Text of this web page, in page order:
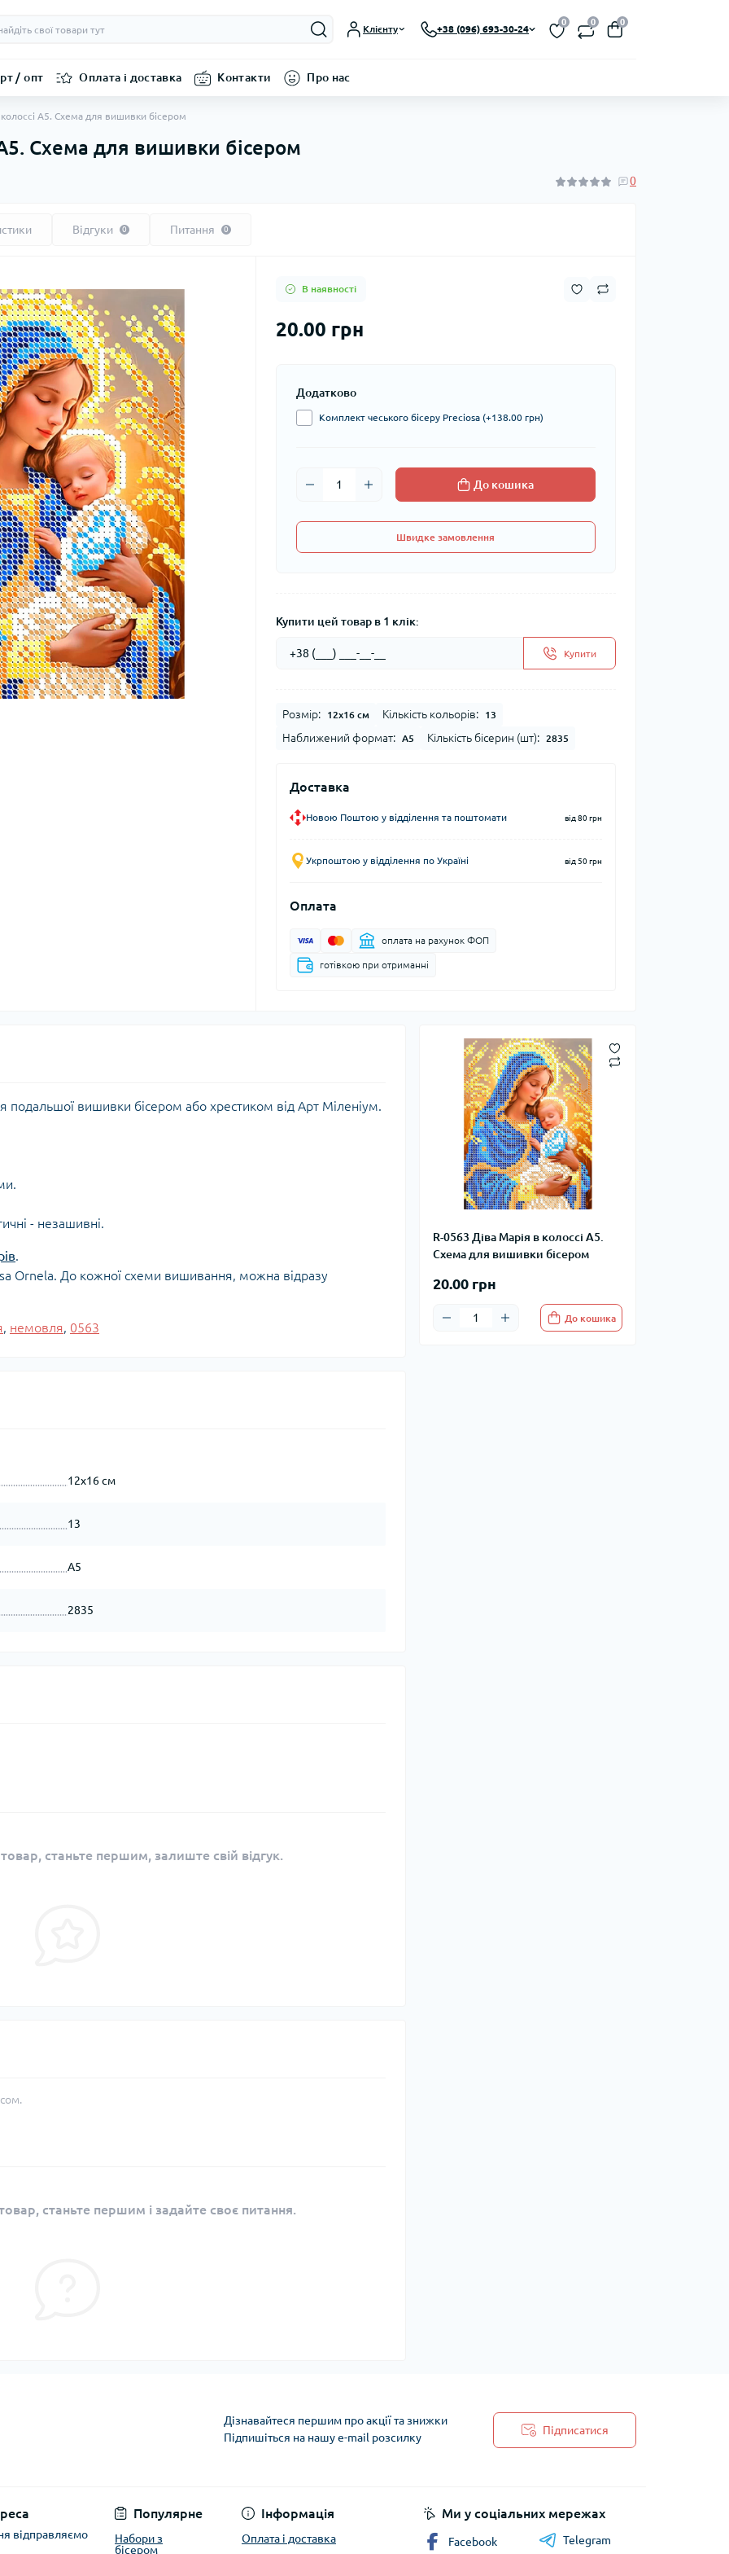
Клієнту +38 (096) 693-30-24
0 0 0
/ опт Оплата і доставка Контакти Про нас
А5. Схема для вишивки бісером
Схема для вишивки бісером
0
Відгуки 0 Питання 0
В наявності
20.00 грн
Додатково
Комплект чеського бісеру Preciosa (+138.00 грн)
До кошика
Швидке замовлення
Купити цей товар в 1 клік:
Купити
Розмір: 12x16 см Кількість кольорів: 13
Наближений формат: А5 Кількість бісерин (шт): 2835
Доставка
Новою Поштою у відділення та поштомати від 80 грн
Укрпоштою у відділення по Україні від 50 грн
Оплата
оплата на рахунок ФОП
готівкою при отриманні
R-0563 Діва Марія в колоссі А5.
Схема для вишивки бісером
20.00 грн
До кошика
подальшої вишивки бісером або хрестиком від Арт Міленіум.
- незашивні.
.
Ornela. До кожної схеми вишивання, можна відразу
, немовля, 0563
12x16 см
13
А5
2835
станьте першим, залиште свій відгук.
станьте першим і задайте своє питання.
Дізнавайтеся першим про акції та знижки
Підпишіться на нашу e-mail розсилку
Підписатися
відправляємо
Популярне
Набори з
бісером
Інформація
Оплата і доставка
Ми у соціальних мережах
Facebook Telegram